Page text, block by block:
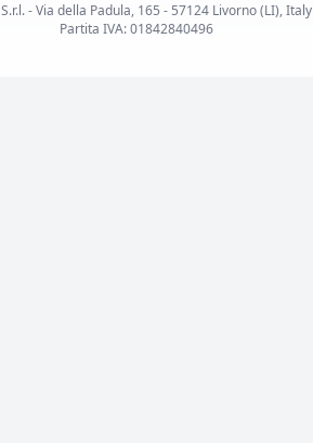
- Via della Padula, 165 - 57124 Livorno (LI), Italy
Partita IVA: 01842840496